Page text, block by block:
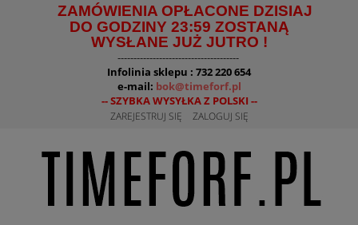
ZAMÓWIENIA OPŁACONE DZISIAJ
DO GODZINY 23:59 ZOSTANĄ
WYSŁANE JUŻ JUTRO !
--------------------------------------
Infolinia sklepu : 732 220 654
e-mail: bok@timeforf.pl
-- SZYBKA WYSYŁKA Z POLSKI --
ZAREJESTRUJ SIĘ ZALOGUJ SIĘ